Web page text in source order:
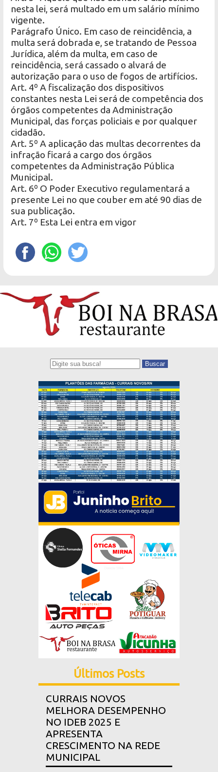
nesta lei, será multado em um salário mínimo
vigente.
Parágrafo Único. Em caso de reincidência, a
multa será dobrada e, se tratando de Pessoa
Jurídica, além da multa, em caso de
reincidência, será cassado o alvará de
autorização para o uso de fogos de artifícios.
Art. 4º A fiscalização dos dispositivos
constantes nesta Lei será de competência dos
órgãos competentes da Administração
Municipal, das forças policiais e por qualquer
cidadão.
Art. 5º A aplicação das multas decorrentes da
infração ficará a cargo dos órgãos
competentes da Administração Pública
Municipal.
Art. 6º O Poder Executivo regulamentará a
presente Lei no que couber em até 90 dias de
sua publicação.
Art. 7º Esta Lei entra em vigor
Buscar
Últimos Posts
CURRAIS NOVOS
MELHORA DESEMPENHO
NO IDEB 2025 E
APRESENTA
CRESCIMENTO NA REDE
MUNICIPAL